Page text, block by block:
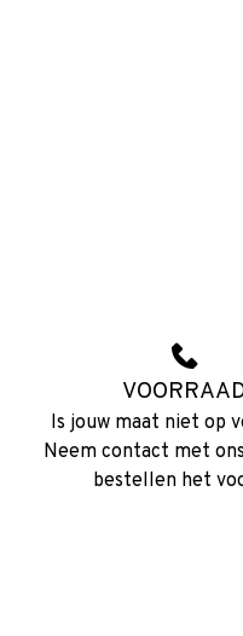
Is jouw maat niet op
Neem contact met
bestellen het